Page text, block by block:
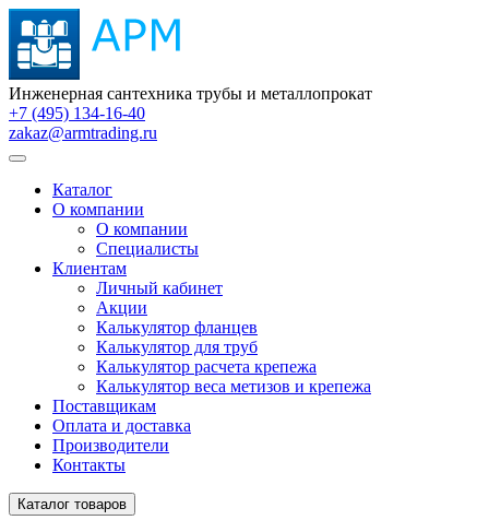
Инженерная сантехника трубы и металлопрокат
+7 (495) 134-16-40
zakaz@armtrading.ru
Каталог
О компании
О компании
Специалисты
Клиентам
Личный кабинет
Акции
Калькулятор фланцев
Калькулятор для труб
Калькулятор расчета крепежа
Калькулятор веса метизов и крепежа
Поставщикам
Оплата и доставка
Производители
Контакты
Каталог товаров